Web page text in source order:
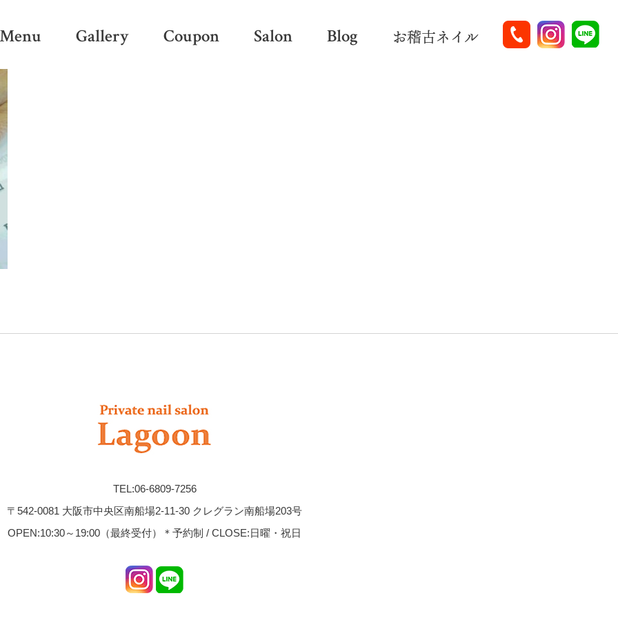
Menu Gallery Coupon Salon Blog お稽古ネイル
TEL:06-6809-7256
〒542-0081 大阪市中央区南船場2-11-30 クレグラン南船場203号
OPEN:10:30～19:00（最終受付）＊予約制 / CLOSE:日曜・祝日